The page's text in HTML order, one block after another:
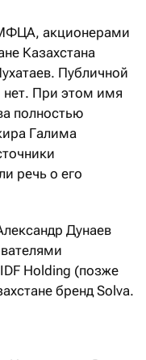
акционерами
Казахстана
Публичной
нет. При этом имя
полностью
Галима
речь о его
Дунаев
Holding (позже
бренд Solva.